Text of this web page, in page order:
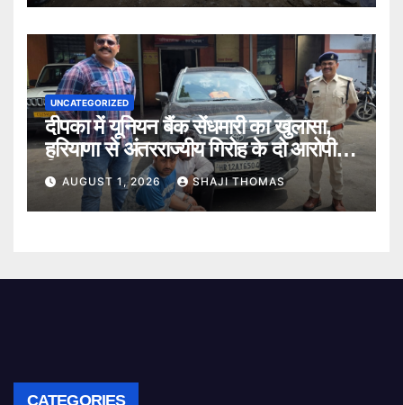
UNCATEGORIZED
दीपका में यूनियन बैंक सेंधमारी का खुलासा,
हरियाणा से अंतरराज्यीय गिरोह के दो आरोपी
गिरफ्तार।
AUGUST 1, 2026 SHAJI THOMAS
CATEGORIES